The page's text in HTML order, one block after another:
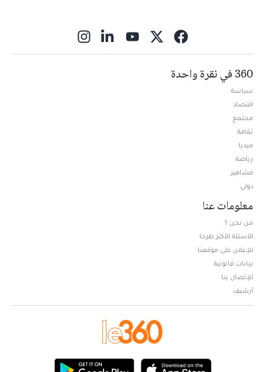
360 في نقرة واحدة
سياسة
اقتصاد
مجتمع
ثقافة
ميديا
رياضة
مشاهير
دولي
معلومات عنا
من نحن ؟
الأسئلة الأكثر طرحا
للإعلان على موقعنا
بيانات قانونية
للإتصال بنا
أرشيف